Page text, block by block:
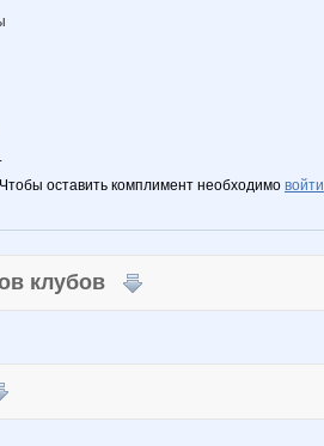
оставить комплимент необходимо войти
клубов